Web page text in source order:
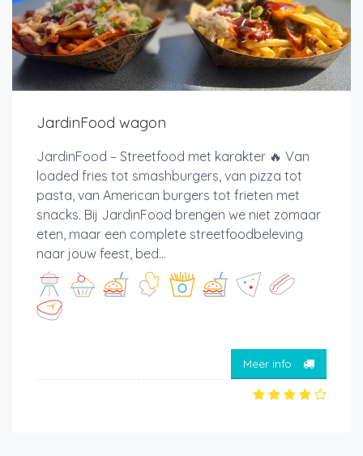
JardinFood wagon
JardinFood – Streetfood met karakter 🔥 Van
loaded fries tot smashburgers, van pizza tot
pasta, van American burgers tot frieten met
snacks. Bij JardinFood brengen we niet zomaar
eten, maar een complete streetfoodbeleving
naar jouw feest, bed...
Meer info